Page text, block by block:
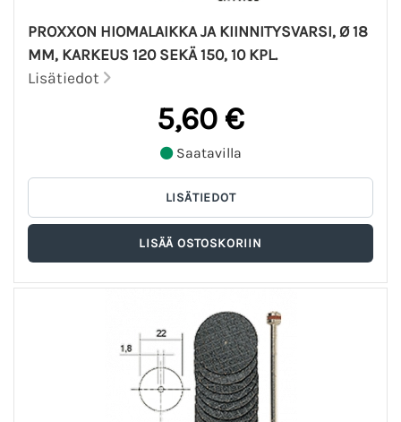
PROXXON HIOMALAIKKA JA KIINNITYSVARSI, Ø 18
MM, KARKEUS 120 SEKÄ 150, 10 KPL.
Lisätiedot
5,60 €
Saatavilla